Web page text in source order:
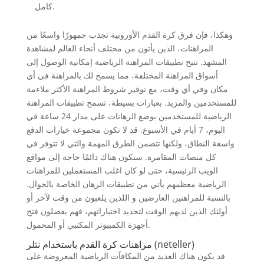
كامل.
وهكذا، فإن فرق كرة القدم الأوروبية تجذب جمهورًا واسعًا من
المراهنات، الذين يأتون من مختلف أنحاء العالم لمشاهدة
المشهد. تتيح تطبيقات المراهنة الرياضية إمكانية الوصول إلى
أسواق المراهنة المختلفة، مما يسمح لك بالمراهنة في أي
مكان وفي أي وقت، مع توفير شروط المراهنة الأكثر ملاءمة
للمستخدمين والمزيد. بعبارات بسيطة، تسمح تطبيقات المراهنة
الرياضية للمستخدمين بوضع الرهانات على مدار 24 ساعة في
اليوم، 7 أيام في الأسبوع. قد لا تكون مجموعة خيارات الدفع
واسعة النطاق، ولكنها تتضمن الطرق المهمة والتي لا تتوفر في
كل منصات المقامرة. ستكون هناك دائمًا حاجة إلى مواقع
الويب الرئيسية، حتى لو كان اغلب المستعملين للمراهنات
الرياضية معظمهم يأتي من تطبيقات الرهان الخاصة بالجوال.
بالنسبة للمراهنين العارضين و اللذين يلعبون من وقت لآخر أو
أولئك الذين لديهم الوقت لتحديد اختياراتهم، فهم يفضلون فتح
أجهزة الكمبيوتر المكتبي أو المحمول.
مراهنات كرة القدم باستخدام نتلر (neteller)
قد يكون هناك العديد من المكافآت الرياضية المعروضة على